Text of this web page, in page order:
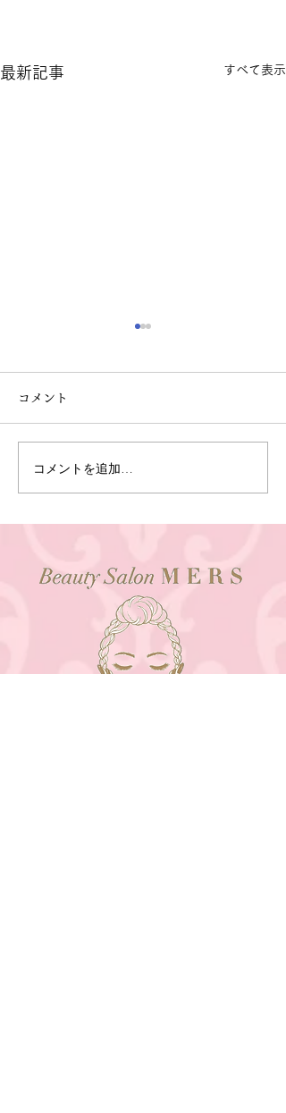
最新記事 すべて表示
アジャストヘッド
コメント
コメントを追加…